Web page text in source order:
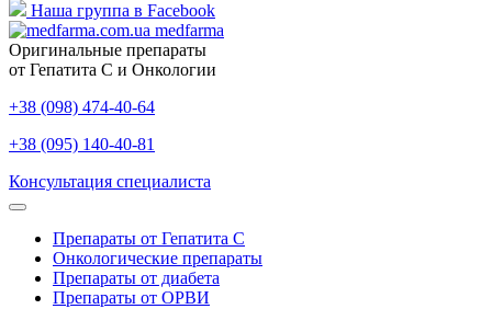
Наша группа в Facebook
medfarma
Оригинальные препараты
от Гепатита С и Онкологии
+38 (098) 474-40-64
+38 (095) 140-40-81
Консультация специалиста
Препараты от Гепатита С
Онкологические препараты
Препараты от диабета
Препараты от ОРВИ